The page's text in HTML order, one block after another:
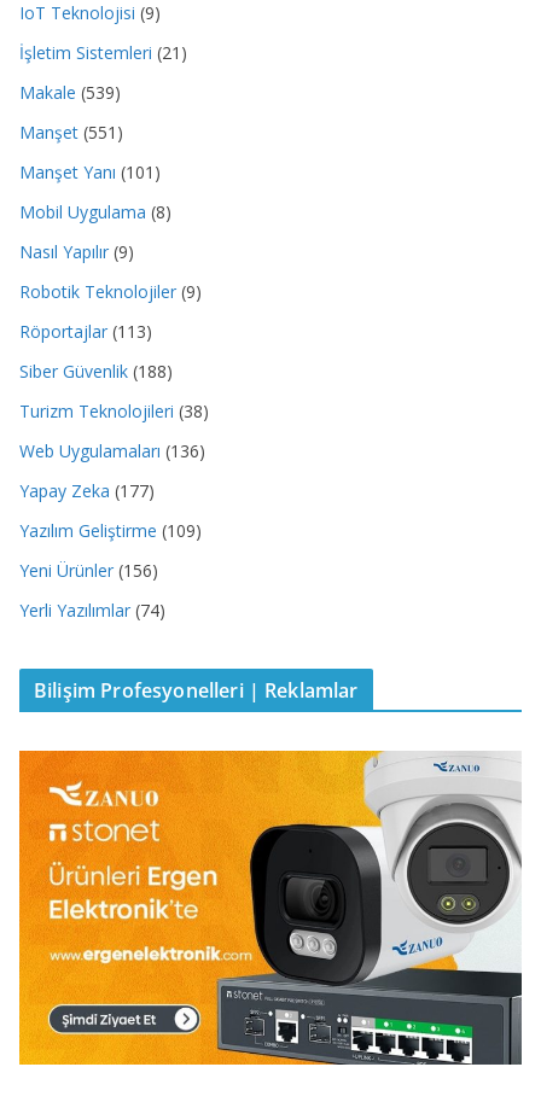
IoT Teknolojisi (9)
İşletim Sistemleri (21)
Makale (539)
Manşet (551)
Manşet Yanı (101)
Mobil Uygulama (8)
Nasıl Yapılır (9)
Robotik Teknolojiler (9)
Röportajlar (113)
Siber Güvenlik (188)
Turizm Teknolojileri (38)
Web Uygulamaları (136)
Yapay Zeka (177)
Yazılım Geliştirme (109)
Yeni Ürünler (156)
Yerli Yazılımlar (74)
Bilişim Profesyonelleri | Reklamlar